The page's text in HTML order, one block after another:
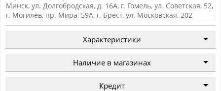
Минск, ул. Долгобродская, д. 16А, г. Гомель, ул. Советская, 52,
г. Могилёв, пр. Мира, 59А, г. Брест, ул. Московская, 202
Характеристики
Наличие в магазинах
Кредит